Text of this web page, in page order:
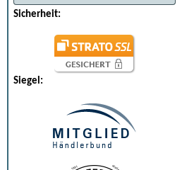
Sicherheit:
Siegel: